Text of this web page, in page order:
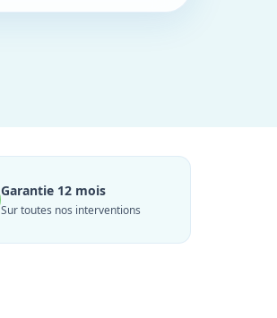
Garantie 12 mois
Sur toutes nos interventions